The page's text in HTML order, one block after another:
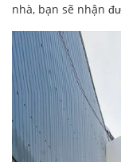
nhà, bạn sẽ nhận